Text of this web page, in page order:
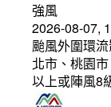
強風
2026-08-07,
颱風外圍環
北市、桃園
以上或陣風8